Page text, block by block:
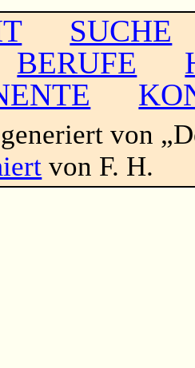
SUCHE
BERUFE
von
von F. H.